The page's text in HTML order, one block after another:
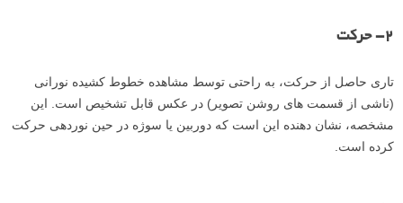
۲- حرکت
تاری حاصل از حرکت، به راحتی توسط مشاهده خطوط کشیده نورانی
(ناشی از قسمت های روشن تصویر) در عکس قابل تشخیص است. این
مشخصه، نشان دهنده این است که دوربین یا سوژه در حین نوردهی حرکت
کرده­ است.